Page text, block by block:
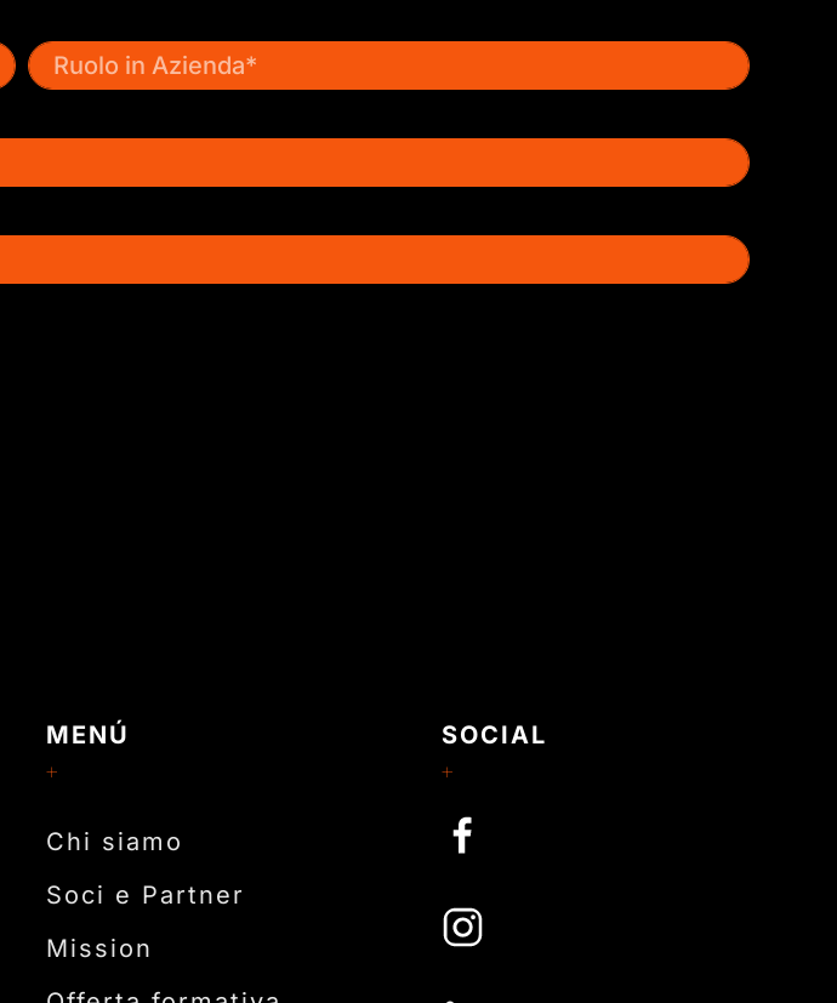
MENÚ
Chi siamo
Soci e Partner
Mission
SOCIAL